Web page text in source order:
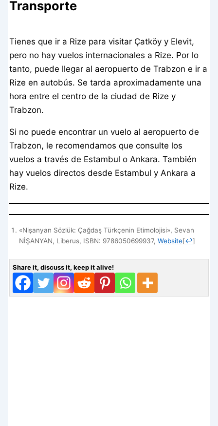
Transporte
Tienes que ir a Rize para visitar Çatköy y Elevit,
pero no hay vuelos internacionales a Rize. Por lo
tanto, puede llegar al aeropuerto de Trabzon e ir a
Rize en autobús. Se tarda aproximadamente una
hora entre el centro de la ciudad de Rize y
Trabzon.
Si no puede encontrar un vuelo al aeropuerto de
Trabzon, le recomendamos que consulte los
vuelos a través de Estambul o Ankara. También
hay vuelos directos desde Estambul y Ankara a
Rize.
«Nişanyan Sözlük: Çağdaş Türkçenin Etimolojisi», Sevan
NİŞANYAN, Liberus, ISBN: 9786050699937,Website[↩]
Share it, discuss it, keep it alive!